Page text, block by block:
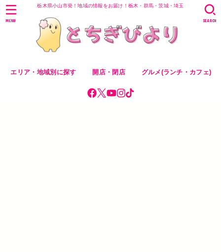
栃木県小山市発！地域の情報をお届け！栃木・群馬・茨城・埼玉
エリア・地域別に探す 開店・閉店 グルメ(ランチ・カフェ)
SEARCH
MENU